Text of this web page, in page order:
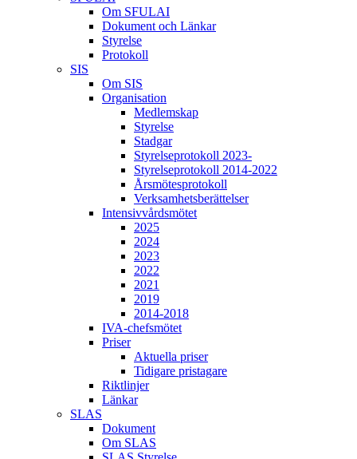
Om SFULAI
Dokument och Länkar
Styrelse
Protokoll
SIS
Om SIS
Organisation
Medlemskap
Styrelse
Stadgar
Styrelseprotokoll 2023-
Styrelseprotokoll 2014-2022
Årsmötesprotokoll
Verksamhetsberättelser
Intensivvårdsmötet
2025
2024
2023
2022
2021
2019
2014-2018
IVA-chefsmötet
Priser
Aktuella priser
Tidigare pristagare
Riktlinjer
Länkar
SLAS
Dokument
Om SLAS